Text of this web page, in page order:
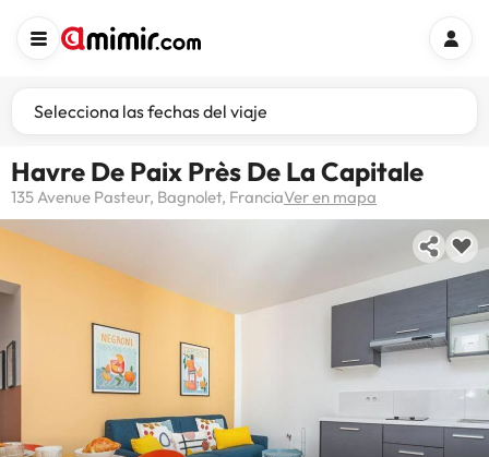
Selecciona las fechas del viaje
Havre De Paix Près De La Capitale
135 Avenue Pasteur, Bagnolet, FranciaVer en mapa